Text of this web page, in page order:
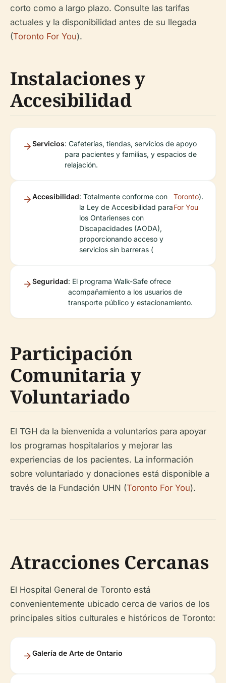
corto como a largo plazo. Consulte las tarifas
actuales y la disponibilidad antes de su llegada
(Toronto For You).
Instalaciones y
Accesibilidad
Servicios: Cafeterías, tiendas, servicios de apoyo
para pacientes y familias, y espacios de
relajación.
Accesibilidad: Totalmente conforme con
la Ley de Accesibilidad para
los Ontarienses con
Discapacidades (AODA),
proporcionando acceso y
servicios sin barreras (
Toronto
For You
).
Seguridad: El programa Walk-Safe ofrece
acompañamiento a los usuarios de
transporte público y estacionamiento.
Participación
Comunitaria y
Voluntariado
El TGH da la bienvenida a voluntarios para apoyar
los programas hospitalarios y mejorar las
experiencias de los pacientes. La información
sobre voluntariado y donaciones está disponible a
través de la Fundación UHN (Toronto For You).
Atracciones Cercanas
El Hospital General de Toronto está
convenientemente ubicado cerca de varios de los
principales sitios culturales e históricos de Toronto:
Galería de Arte de Ontario